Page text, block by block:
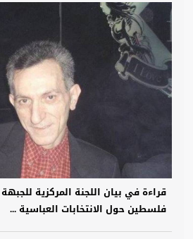
قراءة في بيان اللجنة المركزية
فلسطين حول الانتخابات العباسية ...